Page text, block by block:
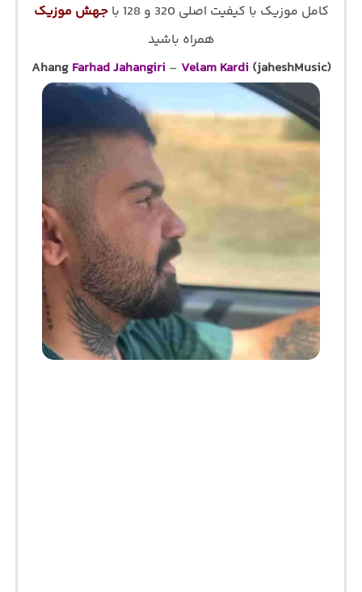
کامل موزیک با کیفیت اصلی 320 و 128 با
جهش موزیک
همراه باشید
Ahang Farhad Jahangiri – Velam Kardi (jaheshMusic)